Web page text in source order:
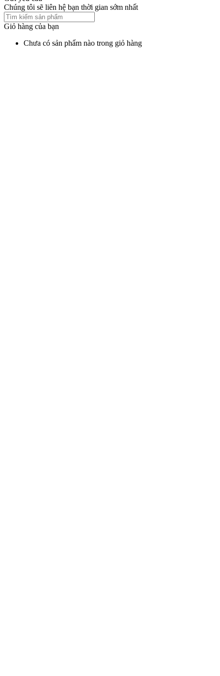
Chúng tôi sẽ liên hệ bạn thời gian sớm nhất
Giỏ hàng của bạn
Chưa có sản phẩm nào trong giỏ hàng